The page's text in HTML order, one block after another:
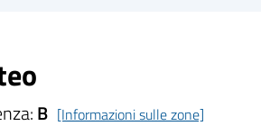
B [Informazioni sulle zone]